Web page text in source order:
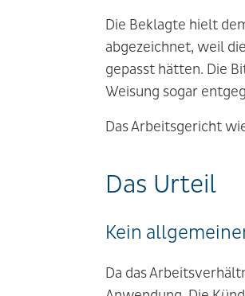
Die Beklagte hielt
abgezeichnet, weil
gepasst hätten. Die
Weisung sogar
Das Arbeitsgericht
Das Urteil
Kein
Da das